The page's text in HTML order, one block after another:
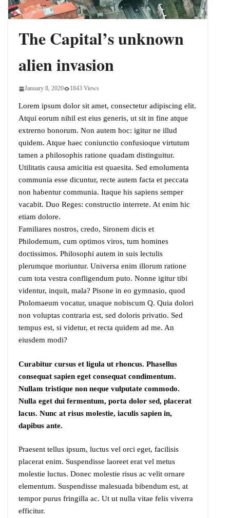
Phase Yet
The Capital’s unknown
alien invasion
January 8, 2020 1843 Views
Lorem ipsum dolor sit amet, consectetur adipiscing elit.
Atqui eorum nihil est eius generis, ut sit in fine atque
extrerno bonorum. Non autem hoc: igitur ne illud
quidem. Atque haec coniunctio confusioque virtutum
tamen a philosophis ratione quadam distinguitur.
Utilitatis causa amicitia est quaesita. Sed emolumenta
communia esse dicuntur, recte autem facta et peccata
non habentur communia. Itaque his sapiens semper
vacabit. Duo Reges: constructio interrete. At enim hic
etiam dolore.
Familiares nostros, credo, Sironem dicis et
Philodemum, cum optimos viros, tum homines
doctissimos. Philosophi autem in suis lectulis
plerumque moriuntur. Universa enim illorum ratione
cum tota vestra confligendum puto. Nonne igitur tibi
videntur, inquit, mala? Pisone in eo gymnasio, quod
Ptolomaeum vocatur, unaque nobiscum Q. Quia dolori
non voluptas contraria est, sed doloris privatio. Sed
tempus est, si videtur, et recta quidem ad me. An
eiusdem modi?
Curabitur cursus et ligula ut rhoncus. Phasellus
consequat sapien eget consequat condimentum.
Nullam tristique non neque vulputate commodo.
Nulla eget dui fermentum, porta dolor sed, placerat
lacus. Nunc at risus molestie, iaculis sapien in,
dapibus ante.
Praesent tellus ipsum, luctus vel orci eget, facilisis
placerat enim. Suspendisse laoreet erat vel metus
molestie luctus. Donec molestie risus ac velit ornare
elementum. Suspendisse malesuada bibendum est, at
tempor purus fringilla ac. Ut ut nulla vitae felis viverra
efficitur.